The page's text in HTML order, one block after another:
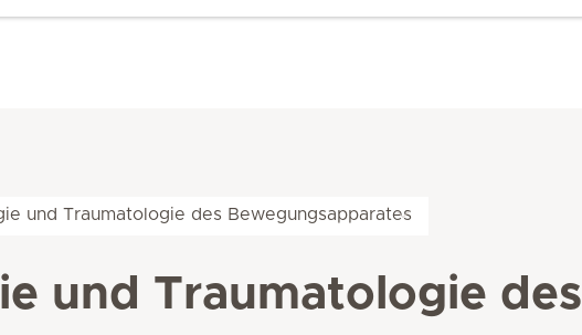
und Traumatologie des Bewegungsapparates
und Traumatologie des